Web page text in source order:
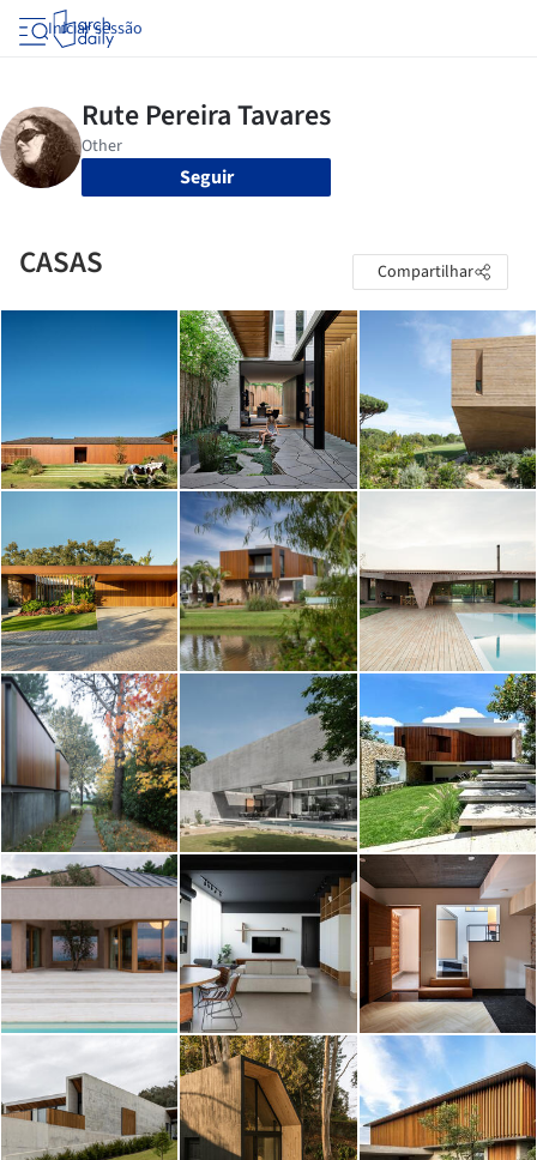
Iniciar sessão
Seguir
CASAS Compartilhar